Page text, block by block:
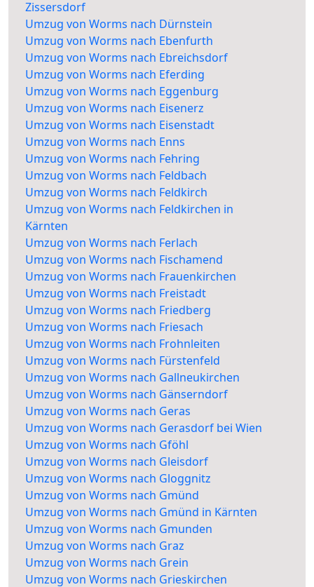
Zissersdorf
Umzug von Worms nach Dürnstein
Umzug von Worms nach Ebenfurth
Umzug von Worms nach Ebreichsdorf
Umzug von Worms nach Eferding
Umzug von Worms nach Eggenburg
Umzug von Worms nach Eisenerz
Umzug von Worms nach Eisenstadt
Umzug von Worms nach Enns
Umzug von Worms nach Fehring
Umzug von Worms nach Feldbach
Umzug von Worms nach Feldkirch
Umzug von Worms nach Feldkirchen in
Kärnten
Umzug von Worms nach Ferlach
Umzug von Worms nach Fischamend
Umzug von Worms nach Frauenkirchen
Umzug von Worms nach Freistadt
Umzug von Worms nach Friedberg
Umzug von Worms nach Friesach
Umzug von Worms nach Frohnleiten
Umzug von Worms nach Fürstenfeld
Umzug von Worms nach Gallneukirchen
Umzug von Worms nach Gänserndorf
Umzug von Worms nach Geras
Umzug von Worms nach Gerasdorf bei Wien
Umzug von Worms nach Gföhl
Umzug von Worms nach Gleisdorf
Umzug von Worms nach Gloggnitz
Umzug von Worms nach Gmünd
Umzug von Worms nach Gmünd in Kärnten
Umzug von Worms nach Gmunden
Umzug von Worms nach Graz
Umzug von Worms nach Grein
Umzug von Worms nach Grieskirchen